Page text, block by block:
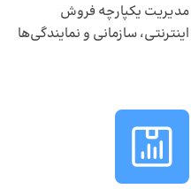
مدیریت یکپارچه فروش
اینترنتی، سازمانی و نمایندگی‌ها